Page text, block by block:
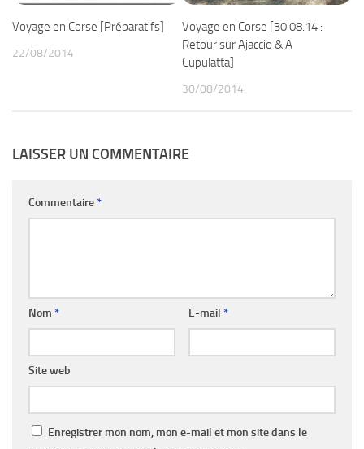
Voyage en Corse [Préparatifs]
22/08/2014
Voyage en Corse [30.08.14 :
Retour sur Ajaccio & A
Cupulatta]
30/08/2014
LAISSER UN COMMENTAIRE
Commentaire*
Nom * E-mail *
Site web
Enregistrer mon nom, mon e-mail et mon site dans le